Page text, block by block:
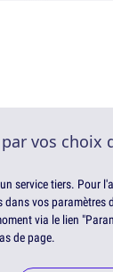
vos choix
service tiers. Pour
dans vos paramètres
via le lien
de page.